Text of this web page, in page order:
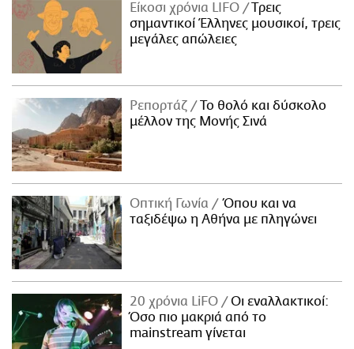
Είκοσι χρόνια LIFO
Tρεις
σημαντικοί Έλληνες μουσικοί, τρεις
μεγάλες απώλειες
Ρεπορτάζ
Το θολό και δύσκολο
μέλλον της Μονής Σινά
Οπτική Γωνία
Όπου και να
ταξιδέψω η Αθήνα με πληγώνει
20 χρόνια LiFO
Οι εναλλακτικοί:
Όσο πιο μακριά από το
mainstream γίνεται